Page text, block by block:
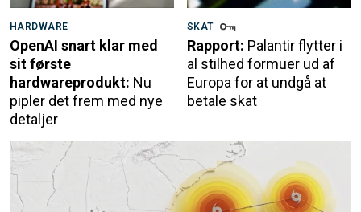
HARDWARE
OpenAI snart klar med
sit første
hardwareprodukt: Nu
pipler det frem med nye
detaljer
SKAT
Rapport: Palantir flytter i
al stilhed formuer ud af
Europa for at undgå at
betale skat